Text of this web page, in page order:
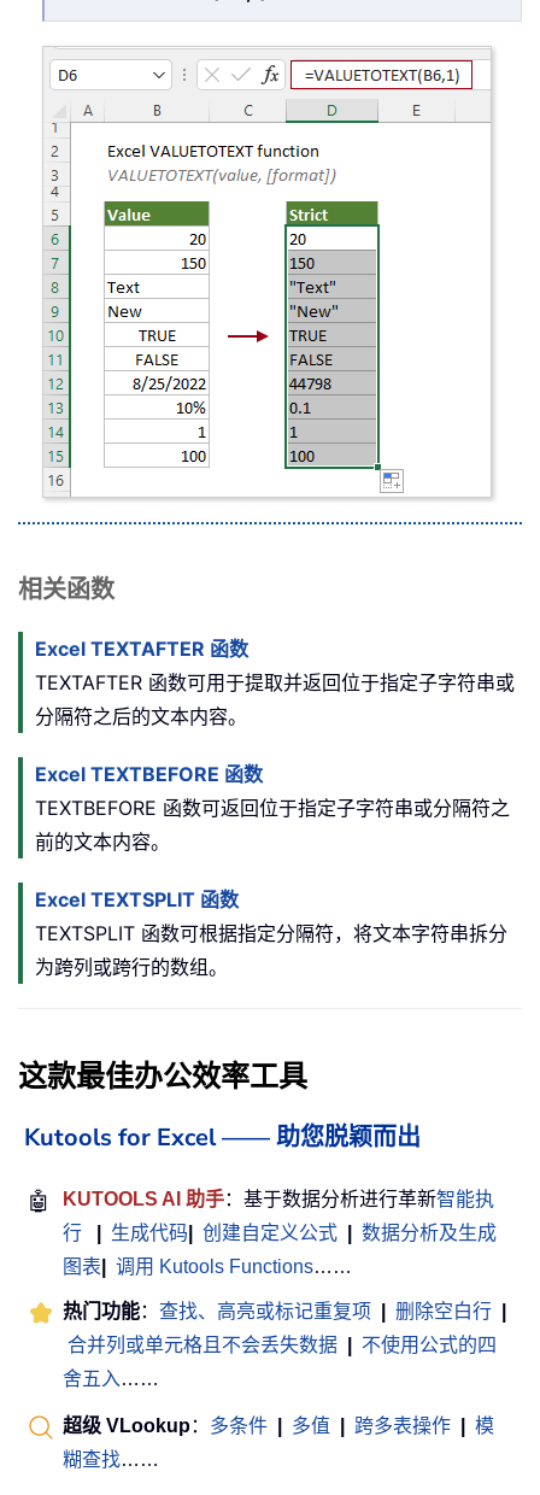
相关函数
Excel TEXTAFTER 函数
TEXTAFTER 函数可用于提取并返回位于指定子字符串或
分隔符之后的文本内容。
Excel TEXTBEFORE 函数
TEXTBEFORE 函数可返回位于指定子字符串或分隔符之
前的文本内容。
Excel TEXTSPLIT 函数
TEXTSPLIT 函数可根据指定分隔符，将文本字符串拆分
为跨列或跨行的数组。
这款最佳办公效率工具
Kutools for Excel —— 助您脱颖而出
🤖 KUTOOLS AI 助手：基于数据分析进行革新智能执
行
生成代码 创建自定义公式
数据分析及生成
图表
调用 Kutools Functions……
热门功能： 查找、高亮或标记重复项 删除空白行
合并列或单元格且不会丢失数据
不使用公式的四
舍五入 ……
超级 VLookup： 多条件 多值 跨多表操作
模
糊查找……